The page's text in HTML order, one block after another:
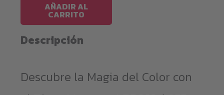
LBP663
/
055
AÑADIR AL
CARRITO
Descripción
Descubre la Magia del Color con